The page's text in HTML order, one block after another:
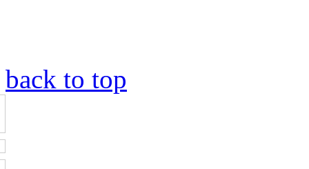
back to top